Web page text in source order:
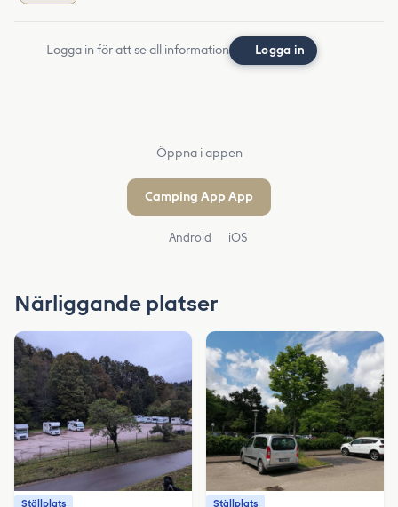
Logga in för att se all information Logga in
Öppna i appen
Camping App App
Android iOS
Närliggande platser
Ställplats Ställplats